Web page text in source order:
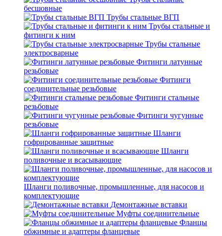
бесшовные
Трубы стальные ВГП
Трубы стальные и
фитинги к ним
Трубы стальные
электросварные
Фитинги латунные
резьбовые
Фитинги
соединительные резьбовые
Фитинги стальные
резьбовые
Фитинги чугунные
резьбовые
Шланги
гофрированные защитные
Шланги
поливочные и всасывающие
Шланги поливочные, промышленные, для насосов и
комплектующие
Демонтажные вставки
Муфты соединительные
Фланцы
обжимные и адаптеры фланцевые